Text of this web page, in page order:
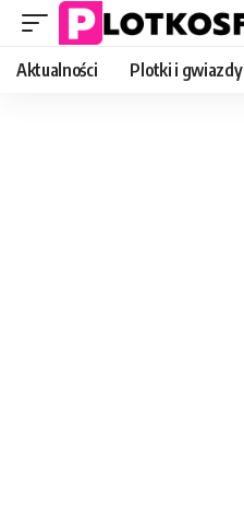
Aktualności Plotki i gwiazdy